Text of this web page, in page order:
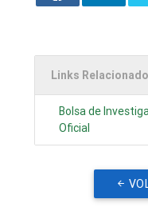
Links
Bolsa de
Oficial